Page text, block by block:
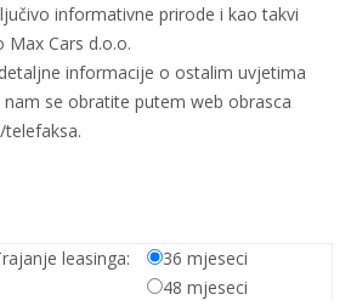
informativne prirode i kao takvi
Max Cars d.o.o.
informacije o ostalim uvjetima
se obratite putem web obrasca
leasinga:
36 mjeseci
48 mjeseci